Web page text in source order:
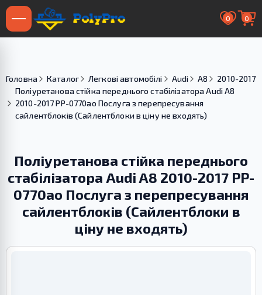
0 0
Головна Каталог Легкові автомобілі Audi A8
2010-2017
Поліуретанова стійка переднього стабілізатора Audi A8
2010-2017 PP-0770ao Послуга з перепресування
сайлентблоків (Сайлентблоки в ціну не входять)
Поліуретанова стійка переднього
стабілізатора Audi A8 2010-2017 PP-
0770ao Послуга з перепресування
сайлентблоків (Сайлентблоки в
ціну не входять)